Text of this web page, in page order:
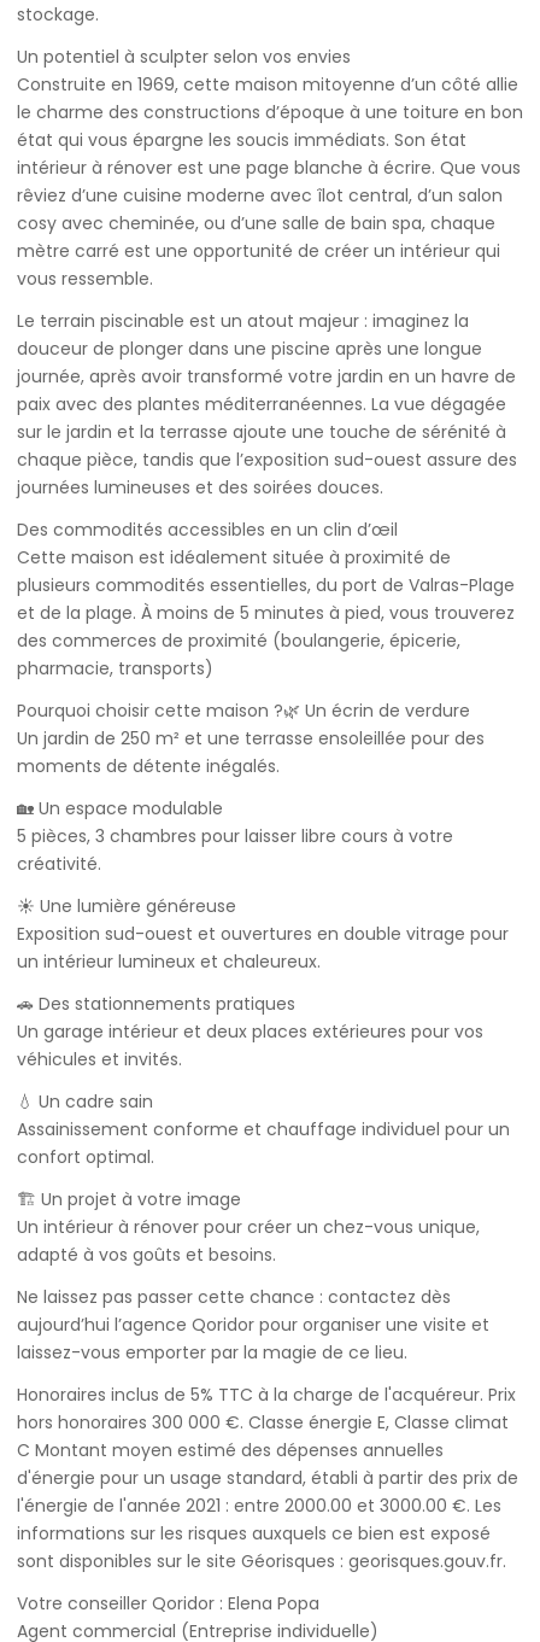
stockage.
Un potentiel à sculpter selon vos envies
Construite en 1969, cette maison mitoyenne d’un côté allie
le charme des constructions d’époque à une toiture en bon
état qui vous épargne les soucis immédiats. Son état
intérieur à rénover est une page blanche à écrire. Que vous
rêviez d’une cuisine moderne avec îlot central, d’un salon
cosy avec cheminée, ou d’une salle de bain spa, chaque
mètre carré est une opportunité de créer un intérieur qui
vous ressemble.
Le terrain piscinable est un atout majeur : imaginez la
douceur de plonger dans une piscine après une longue
journée, après avoir transformé votre jardin en un havre de
paix avec des plantes méditerranéennes. La vue dégagée
sur le jardin et la terrasse ajoute une touche de sérénité à
chaque pièce, tandis que l’exposition sud-ouest assure des
journées lumineuses et des soirées douces.
Des commodités accessibles en un clin d’œil
Cette maison est idéalement située à proximité de
plusieurs commodités essentielles, du port de Valras-Plage
et de la plage. À moins de 5 minutes à pied, vous trouverez
des commerces de proximité (boulangerie, épicerie,
pharmacie, transports)
Pourquoi choisir cette maison ?🌿 Un écrin de verdure
Un jardin de 250 m² et une terrasse ensoleillée pour des
moments de détente inégalés.
🏡 Un espace modulable
5 pièces, 3 chambres pour laisser libre cours à votre
créativité.
☀️ Une lumière généreuse
Exposition sud-ouest et ouvertures en double vitrage pour
un intérieur lumineux et chaleureux.
🚗 Des stationnements pratiques
Un garage intérieur et deux places extérieures pour vos
véhicules et invités.
💧 Un cadre sain
Assainissement conforme et chauffage individuel pour un
confort optimal.
🏗️ Un projet à votre image
Un intérieur à rénover pour créer un chez-vous unique,
adapté à vos goûts et besoins.
Ne laissez pas passer cette chance : contactez dès
aujourd’hui l’agence Qoridor pour organiser une visite et
laissez-vous emporter par la magie de ce lieu.
Honoraires inclus de 5% TTC à la charge de l'acquéreur. Prix
hors honoraires 300 000 €. Classe énergie E, Classe climat
C Montant moyen estimé des dépenses annuelles
d'énergie pour un usage standard, établi à partir des prix de
l'énergie de l'année 2021 : entre 2000.00 et 3000.00 €. Les
informations sur les risques auxquels ce bien est exposé
sont disponibles sur le site Géorisques : georisques.gouv.fr.
Votre conseiller Qoridor : Elena Popa
Agent commercial (Entreprise individuelle)